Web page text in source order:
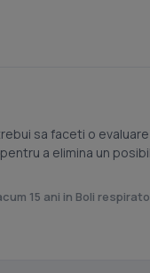
sa faceti o evaluare
a elimina un
15 ani in Boli